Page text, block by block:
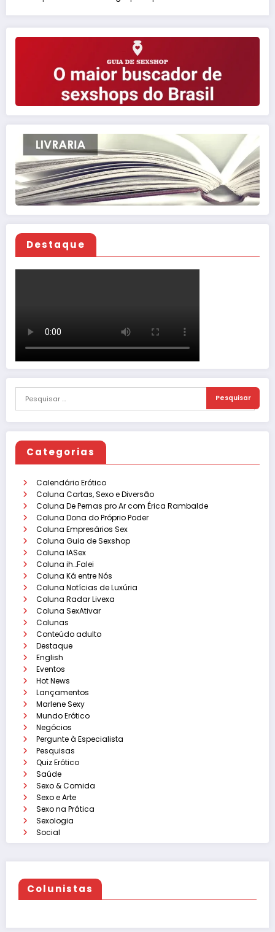
Destaque
Categorias
Calendário Erótico
Coluna Cartas, Sexo e Diversão
Coluna De Pernas pro Ar com Érica Rambalde
Coluna Dona do Próprio Poder
Coluna Empresários Sex
Coluna Guia de Sexshop
Coluna IASex
Coluna ih…Falei
Coluna Ká entre Nós
Coluna Notícias de Luxúria
Coluna Radar Livexa
Coluna SexAtivar
Colunas
Conteúdo adulto
Destaque
English
Eventos
Hot News
Lançamentos
Marlene Sexy
Mundo Erótico
Negócios
Pergunte à Especialista
Pesquisas
Quiz Erótico
Saúde
Sexo & Comida
Sexo e Arte
Sexo na Prática
Sexologia
Social
Colunistas